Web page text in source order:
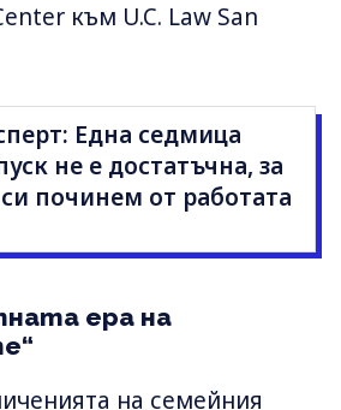
към U.C. Law San
Една седмица
не е достатъчна, за
починем от работата
ера на
на семейния